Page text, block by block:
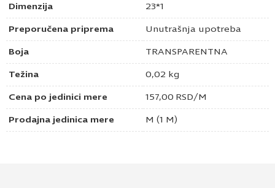
Dimenzija 23*1
Preporučena priprema Unutrašnja upotreba
Boja TRANSPARENTNA
Težina 0,02 kg
Cena po jedinici mere 157,00 RSD/M
Prodajna jedinica mere M (1 M)